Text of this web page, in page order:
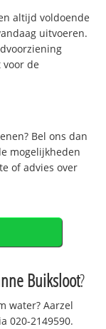
altijd voldoende
uitvoeren.
de
Bel ons dan
mogelijkheden
of advies over
Buiksloot?
water? Aarzel
020-2149590.